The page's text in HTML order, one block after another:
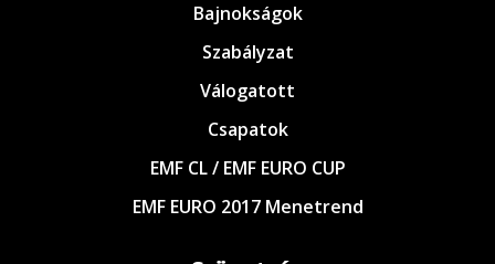
Bajnokságok
Szabályzat
Válogatott
Csapatok
EMF CL / EMF EURO CUP
EMF EURO 2017 Menetrend